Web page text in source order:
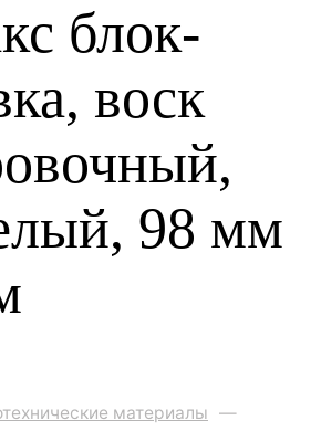
блок-
воск
98 мм
материалы —